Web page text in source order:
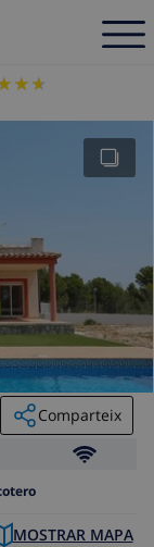
Comparteix
MOSTRAR MAPA